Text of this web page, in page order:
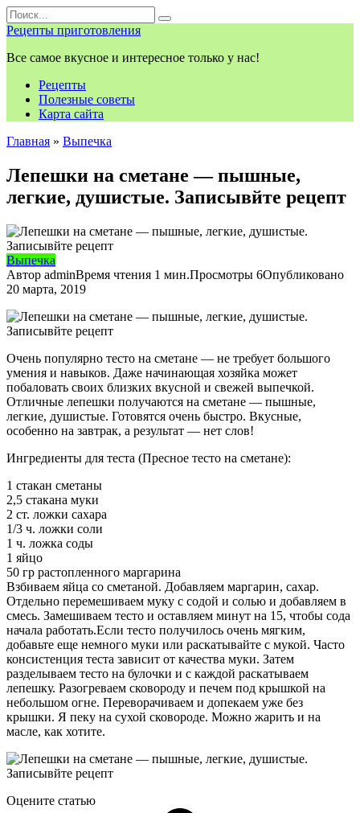
Перейти
к
контенту
Search
for:
Рецепты приготовления
Все самое вкусное и интересное только у нас!
Рецепты
Полезные советы
Карта сайта
Главная » Выпечка
Лепешки на сметане — пышные,
легкие, душистые. Записывйте рецепт
Выпечка
Автор adminВремя чтения 1 мин.Просмотры 6Опубликовано
20 марта, 2019
Очень популярно тесто на сметане — не требует большого
умения и навыков. Даже начинающая хозяйка может
побаловать своих близких вкусной и свежей выпечкой.
Отличные лепешки получаются на сметане — пышные,
легкие, душистые. Готовятся очень быстро. Вкусные,
особенно на завтрак, а результат — нет слов!
Ингредиенты для теста (Пресное тесто на сметане):
1 стакан сметаны
2,5 стакана муки
2 ст. ложки сахара
1/3 ч. ложки соли
1 ч. ложка соды
1 яйцo
50 гр растопленного маргарина
Взбиваем яйца со сметаной. Добавляем маргарин, сахар.
Отдельно перемешиваем муку с содой и солью и добавляем в
смесь. Замешиваем тесто и оставляем минут на 15, чтобы сода
начала работать.Если тесто получилось очень мягким,
добавьте еще немного муки или раскатывайте с мукой. Часто
консистенция теста зависит от качества муки. Затем
pазделываем тесто на булочки и с каждой раскатываем
лепешку. Разогреваем сковороду и печем под крышкой на
небольшом огне. Переворачиваем и допекаем уже без
крышки. Я пеку на сухой сковороде. Можно жарить и на
масле, как хотите.
Оцените статью